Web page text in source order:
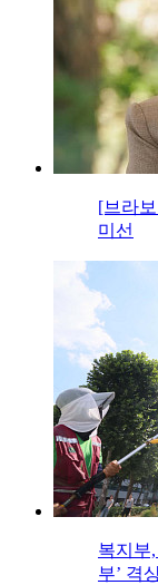
[브라
미선
복지부
부’ 격